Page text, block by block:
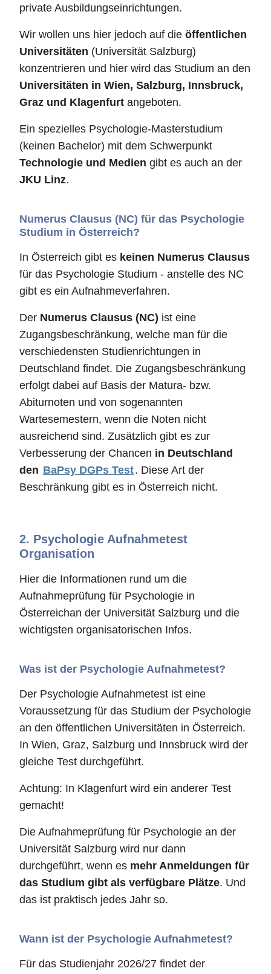
private Ausbildungseinrichtungen.
Wir wollen uns hier jedoch auf die öffentlichen
Universitäten (Universität Salzburg)
konzentrieren und hier wird das Studium an den
Universitäten in Wien, Salzburg, Innsbruck,
Graz und Klagenfurt angeboten.
Ein spezielles Psychologie-Masterstudium
(keinen Bachelor) mit dem Schwerpunkt
Technologie und Medien gibt es auch an der
JKU Linz.
Numerus Clausus (NC) für das Psychologie
Studium in Österreich?
In Österreich gibt es keinen Numerus Clausus
für das Psychologie Studium - anstelle des NC
gibt es ein Aufnahmeverfahren.
Der Numerus Clausus (NC) ist eine
Zugangsbeschränkung, welche man für die
verschiedensten Studienrichtungen in
Deutschland findet. Die Zugangsbeschränkung
erfolgt dabei auf Basis der Matura- bzw.
Abiturnoten und von sogenannten
Wartesemestern, wenn die Noten nicht
ausreichend sind. Zusätzlich gibt es zur
Verbesserung der Chancen in Deutschland
den BaPsy DGPs Test. Diese Art der
Beschränkung gibt es in Österreich nicht.
2. Psychologie Aufnahmetest
Organisation
Hier die Informationen rund um die
Aufnahmeprüfung für Psychologie in
Österreichan der Universität Salzburg und die
wichtigsten organisatorischen Infos.
Was ist der Psychologie Aufnahmetest?
Der Psychologie Aufnahmetest ist eine
Voraussetzung für das Studium der Psychologie
an den öffentlichen Universitäten in Österreich.
In Wien, Graz, Salzburg und Innsbruck wird der
gleiche Test durchgeführt.
Achtung: In Klagenfurt wird ein anderer Test
gemacht!
Die Aufnahmeprüfung für Psychologie an der
Universität Salzburg wird nur dann
durchgeführt, wenn es mehr Anmeldungen für
das Studium gibt als verfügbare Plätze. Und
das ist praktisch jedes Jahr so.
Wann ist der Psychologie Aufnahmetest?
Für das Studienjahr 2026/27 findet der